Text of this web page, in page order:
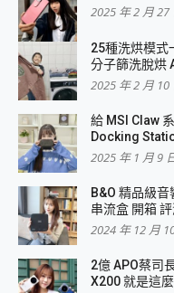
2025 年 2 月 27
25種洗烘模式
分子篩洗脫烘
2025 年 2 月 10
給 MSI Claw
Docking
2025 年 1 月 9
B&O 精品級
串流盒 開箱 評
2024 年 12 月
2億 APO蔡司
X200 就是這